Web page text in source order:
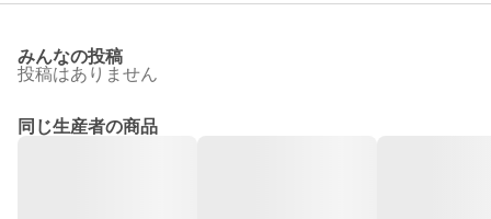
みんなの投稿
投稿はありません
同じ生産者の商品